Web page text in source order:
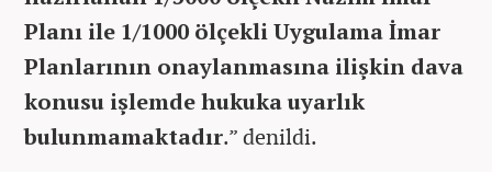
Planı ile 1/1000 ölçekli Uygulama İmar
Planlarının onaylanmasına ilişkin dava
konusu işlemde hukuka uyarlık
bulunmamaktadır.” denildi.